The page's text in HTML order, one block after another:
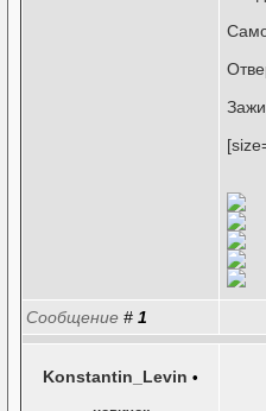
Сообщение # 1
Konstantin_Levin •